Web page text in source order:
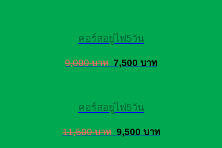
คอร์สอยู่ไฟ5วัน
9,000 บาท 7,500 บาท
คอร์สอยู่ไฟ5วัน
11,500 บาท 9,500 บาท